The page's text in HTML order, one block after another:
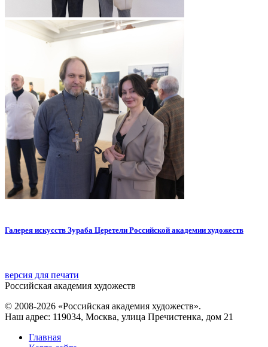
Галерея искусств Зураба Церетели Российской академии художеств
версия для печати
Российская академия художеств
© 2008-2026 «Российская академия художеств».
Наш адрес: 119034, Москва, улица Пречистенка, дом 21
Главная